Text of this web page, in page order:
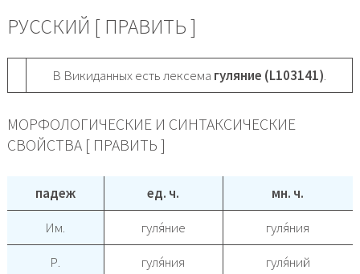
РУССКИЙ [ ПРАВИТЬ ]
В Викиданных есть лексема гуляние (L103141).
МОРФОЛОГИЧЕСКИЕ И СИНТАКСИЧЕСКИЕ
СВОЙСТВА [ ПРАВИТЬ ]
падеж ед. ч.
мн. ч.
Им.
гуля́ние
гуля́ния
Р.
гуля́ния
гуля́ний